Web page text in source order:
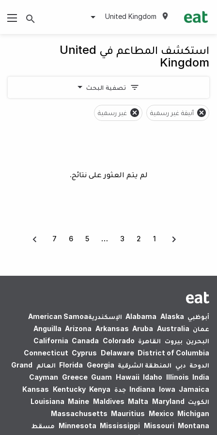
United Kingdom
استكشف المطاعم في United
Kingdom
تصفية البحث
أنيقة غير رسمية غير رسمية
لم يتم العثور على نتائج.
1
2
3
5
6
7
أبوظبي Alabama Alaska الإسكندرية‎American Samoa
عمان
Anguilla Arizona Arkansas Aruba Australia
البحرين بيروت القاهرة California Canada Colorado
Connecticut Cyprus Delaware District of Columbia
الدوحة دبي المنطقة الشرقية Florida Georgia العالم
Grand
Cayman Greece Guam Hawaii Idaho Illinois India
Indiana Iowa Jamaica جدة Kansas Kentucky Kenya
الكويت
Louisiana Maine Maldives Malta Maryland
Massachusetts Mauritius Mexico Michigan
Minnesota Mississippi Missouri Montana
مسقط